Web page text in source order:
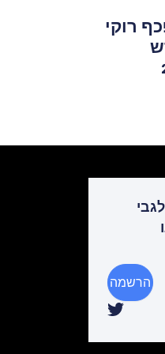
רוקי
הרשמה
T
i